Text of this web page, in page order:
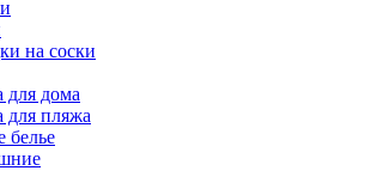
на соски
для дома
для пляжа
белье